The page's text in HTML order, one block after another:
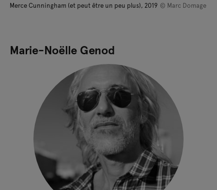
Merce Cunningham (et peut être un peu plus), 2019 © Marc Domage
Marie-Noëlle Genod